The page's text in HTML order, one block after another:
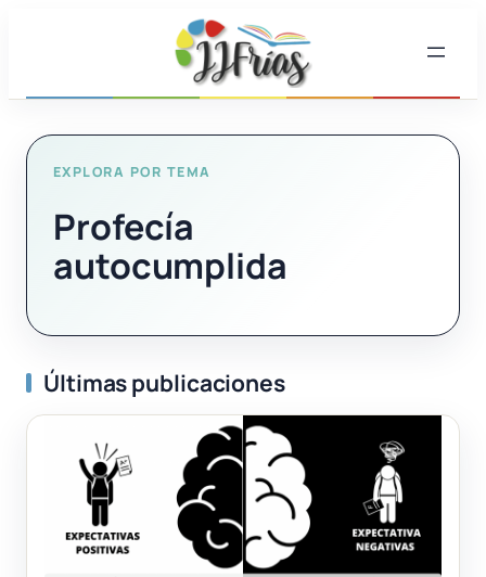
EXPLORA POR TEMA
Profecía
autocumplida
Últimas publicaciones